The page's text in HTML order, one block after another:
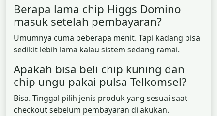
Berapa lama chip Higgs Domino
masuk setelah pembayaran?
Umumnya cuma beberapa menit. Tapi kadang bisa
sedikit lebih lama kalau sistem sedang ramai.
Apakah bisa beli chip kuning dan
chip ungu pakai pulsa Telkomsel?
Bisa. Tinggal pilih jenis produk yang sesuai saat
checkout sebelum pembayaran dilakukan.